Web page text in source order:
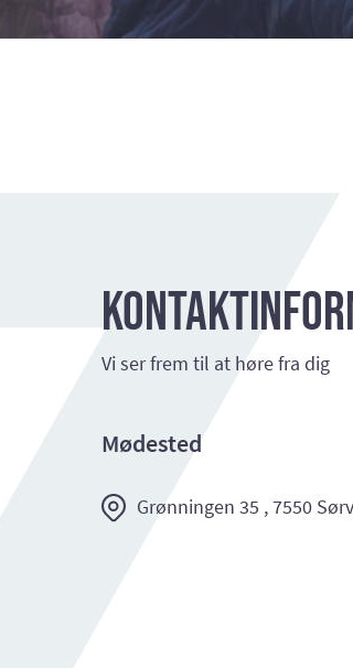
Vi ser frem til at høre fra dig
Mødested
Grønningen 35 , 7550